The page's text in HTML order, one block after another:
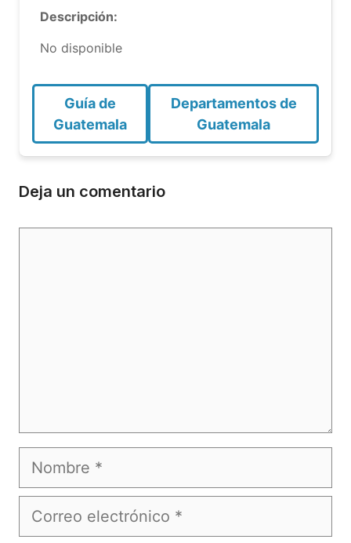
Descripción:
No disponible
Guía de
Guatemala
Departamentos de
Guatemala
Deja un comentario
Nombre
Correo